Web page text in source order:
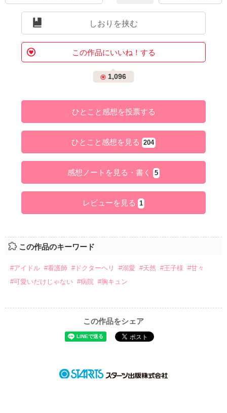
しおりを挟む
この作品にいいね！する
1,096
ひとこと感想を投票する
ひとこと感想を見る 204
感想ノートを見る・書く 5
レビューを見る 1
この作品のキーワード
#アイドル #看護師 #ドクターヘリ #溺愛 #天然 #王子様 #甘々
#可愛いだけじゃない #病院 #胸キュン
この作品をシェア